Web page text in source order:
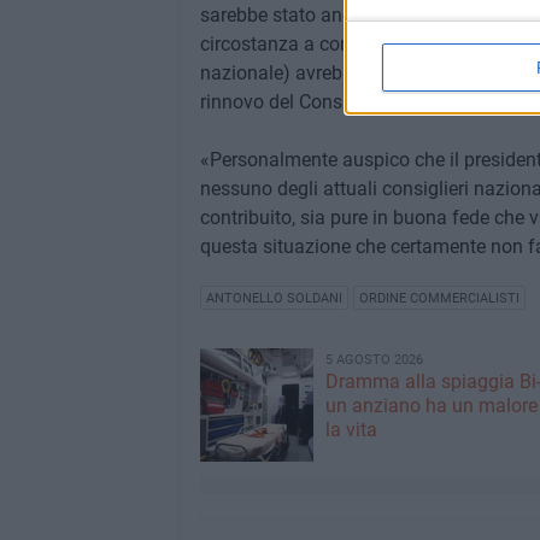
sarebbe stato anche disponibile - per
circostanza a condizione che le sue
nazionale) avrebbero fatto ridurre i
rinnovo del Consiglio nazionale. Ora
«Personalmente auspico che il
nessuno degli attuali consiglieri
contribuito, sia pure in buona fede che
questa situazione che certamente non
ANTONELLO SOLDANI ORDINE COMMERCIALISTI
5 AGOSTO 2026
Dramma alla spiaggia
un anziano ha un malore
la vita